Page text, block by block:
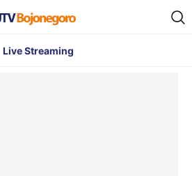
Live Streaming